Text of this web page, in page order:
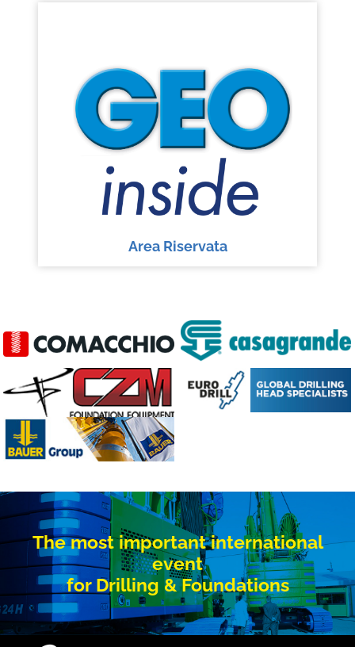
Area Riservata
The most important international
event
for Drilling & Foundations